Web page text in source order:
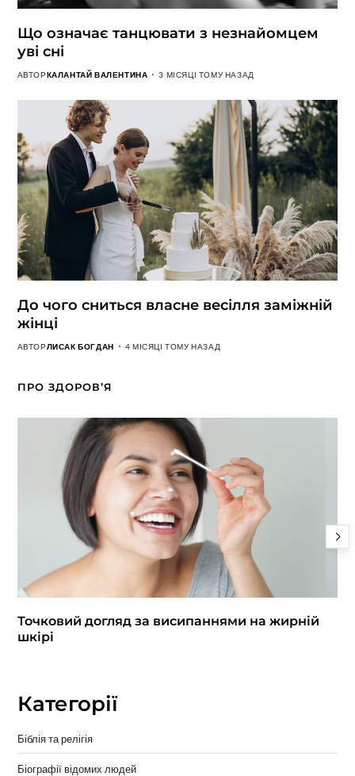
Що означає танцювати з незнайомцем
уві сні
АВТОРКАЛАНТАЙ ВАЛЕНТИНА 3 МІСЯЦІ ТОМУ НАЗАД
До чого сниться власне весілля заміжній
жінці
АВТОРЛИСАК БОГДАН 4 МІСЯЦІ ТОМУ НАЗАД
ПРО ЗДОРОВ’Я
Точковий догляд за висипаннями на жирній
шкірі
Категорії
Біблія та релігія
Біографії відомих людей